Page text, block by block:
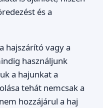
és a
hajszárító vagy a
használjunk
a hajunkat a
tehát nemcsak a
hozzájárul a haj